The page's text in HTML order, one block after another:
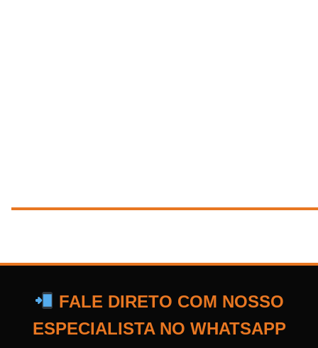
FALE DIRETO COM NOSSO
ESPECIALISTA NO WHATSAPP